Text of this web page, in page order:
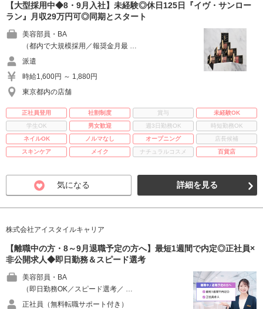
【大型採用中◆8・9月入社】未経験◎休日125日『イヴ・サンロー
ラン』月収29万円可◎同期とスタート
美容部員・BA
（都内で大規模採用／報奨金月最 …
派遣
時給1,600円 ～ 1,880円
東京都内の店舗
正社員登用 社割制度 賞与
未経験OK
学生OK
男女歓迎 週3日勤務OK
時短勤務OK
ネイルOK
ノルマなし オープニング
店長候補
スキンケア
メイク ナチュラルコスメ 百貨店
気になる 詳細を見る
株式会社アイスタイルキャリア
【離職中の方・8～9月退職予定の方へ】最短1週間で内定◎正社員×
非公開求人◆即日勤務＆スピード選考
美容部員・BA
（即日勤務OK／スピード選考／ …
正社員（無料転職サポート付き）